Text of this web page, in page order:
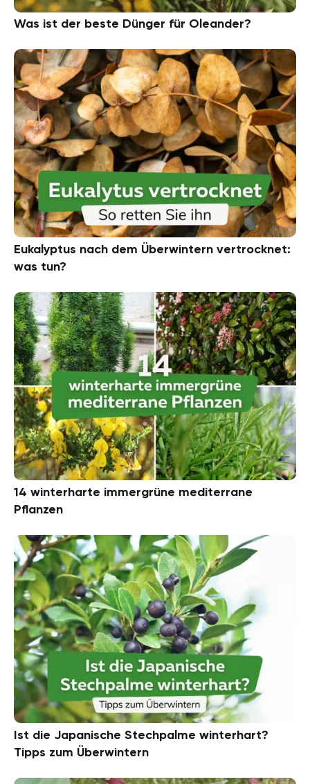
Was ist der beste Dünger für Oleander?
Eukalyptus nach dem Überwintern vertrocknet:
was tun?
14 winterharte immergrüne mediterrane
Pflanzen
Ist die Japanische Stechpalme winterhart?
Tipps zum Überwintern